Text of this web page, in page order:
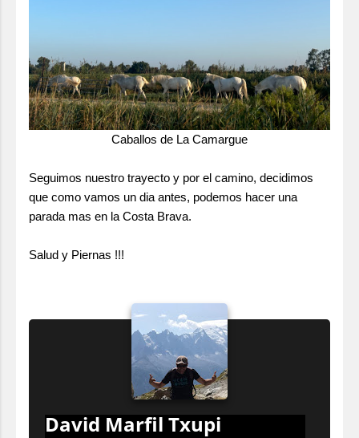
Caballos de La Camargue
Seguimos nuestro trayecto y por el camino, decidimos
que como vamos un dia antes, podemos hacer una
parada mas en la Costa Brava.
Salud y Piernas !!!
David Marfil Txupi